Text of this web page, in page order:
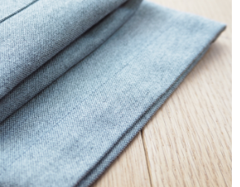
69.5cm
70cm
その他（備考欄に記入ください）